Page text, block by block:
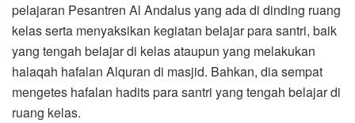
pelajaran Pesantren Al Andalus yang ada di dinding ruang
kelas serta menyaksikan kegiatan belajar para santri, baik
yang tengah belajar di kelas ataupun yang melakukan
halaqah hafalan Alquran di masjid. Bahkan, dia sempat
mengetes hafalan hadits para santri yang tengah belajar di
ruang kelas.